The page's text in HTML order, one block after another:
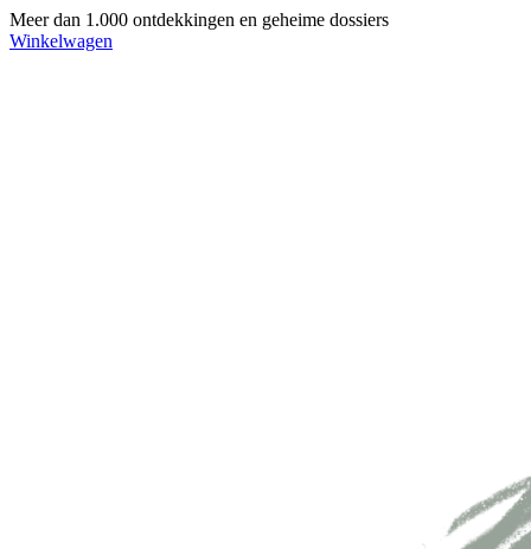
Meer dan 1.000 ontdekkingen en geheime dossiers
Winkelwagen